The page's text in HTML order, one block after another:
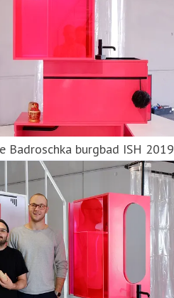
Badroschka burgbad ISH 2019